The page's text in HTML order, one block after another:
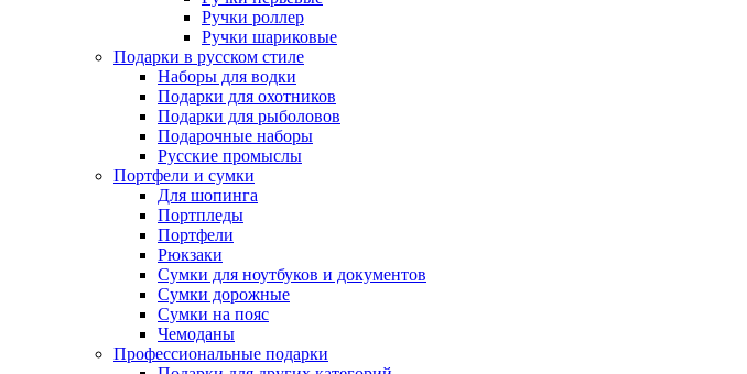
Ручки роллер
Ручки шариковые
Подарки в русском стиле
Наборы для водки
Подарки для охотников
Подарки для рыболовов
Подарочные наборы
Русские промыслы
Портфели и сумки
Для шопинга
Портпледы
Портфели
Рюкзаки
Сумки для ноутбуков и документов
Сумки дорожные
Сумки на пояс
Чемоданы
Профессиональные подарки